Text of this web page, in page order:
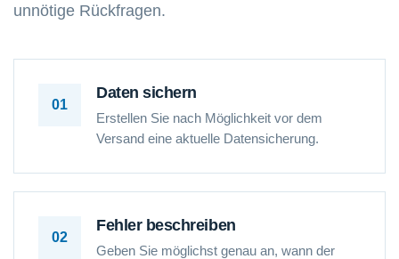
unnötige Rückfragen.
01
Daten sichern
Erstellen Sie nach Möglichkeit vor dem
Versand eine aktuelle Datensicherung.
02
Fehler beschreiben
Geben Sie möglichst genau an, wann der